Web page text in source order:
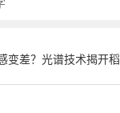
变差？光谱技术揭开